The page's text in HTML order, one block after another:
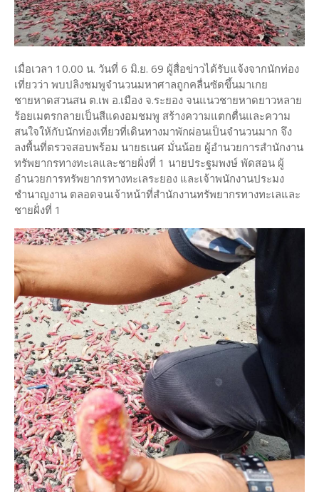
เมื่อเวลา 10.00 น. วันที่ 6 มิ.ย. 69 ผู้สื่อข่าวได้รับแจ้งจากนักท่อง
เที่ยวว่า พบปลิงชมพูจำนวนมหาศาลถูกคลื่นซัดขึ้นมาเกย
ชายหาดสวนสน ต.เพ อ.เมือง จ.ระยอง จนแนวชายหาดยาวหลาย
ร้อยเมตรกลายเป็นสีแดงอมชมพู สร้างความแตกตื่นและความ
สนใจให้กับนักท่องเที่ยวที่เดินทางมาพักผ่อนเป็นจำนวนมาก จึง
ลงพื้นที่ตรวจสอบพร้อม นายธเนศ มั่นน้อย ผู้อำนวยการสำนักงาน
ทรัพยากรทางทะเลและชายฝั่งที่ 1 นายประฐมพงษ์ พัดสอน ผู้
อำนวยการทรัพยากรทางทะเลระยอง และเจ้าพนักงานประมง
ชำนาญงาน ตลอดจนเจ้าหน้าที่สำนักงานทรัพยากรทางทะเลและ
ชายฝั่งที่ 1